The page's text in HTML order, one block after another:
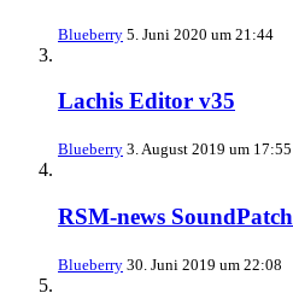
Blueberry 5. Juni 2020 um 21:44
Lachis Editor v35
Blueberry 3. August 2019 um 17:55
RSM-news
Blueberry 30. Juni 2019 um 22:08